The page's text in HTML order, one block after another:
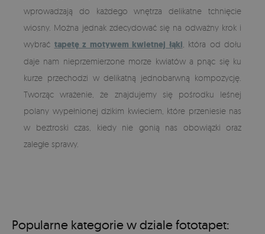
wprowadzają do każdego wnętrza delikatne tchnięcie
wiosny. Można jednak zdecydować się na odważny krok i
wybrać tapetę z motywem kwietnej łąki , która od dołu
daje nam nieprzemierzone morze kwiatów a pnąc się ku
kurze przechodzi w delikatną jednobarwną kompozycję.
Tworząc wrażenie, że znajdujemy się pośrodku leśnej
polany wypełnionej dzikim kwieciem, które przeniesie nas
w beztroski czas, kiedy nie gonią nas obowiązki oraz
zaległe sprawy.
Popularne kategorie w dziale fototapet: